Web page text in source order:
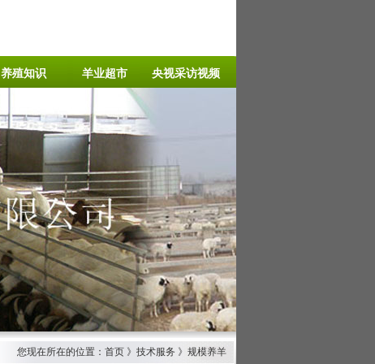
养殖知识 羊业超市 央视采访视频
您现在所在的位置：首页 》技术服务 》规模养羊